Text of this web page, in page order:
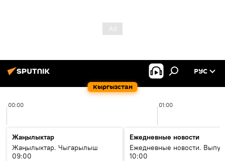
Кыргызстан
РУС
00:00 01:00
Жаңылыктар
Жаңылыктар. Чыгарылыш
09:00
Ежедневные новости
Ежедневные новости.
10:00